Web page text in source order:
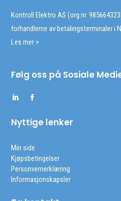
Kontroll Elektro AS (org.nr.
forhandlerne av betalingsterminaler i
Les mer >
Følg oss på Sosiale
Nyttige lenker
Min side
Kjøpsbetingelser
Personvernerklæring
Informasjonskapsler